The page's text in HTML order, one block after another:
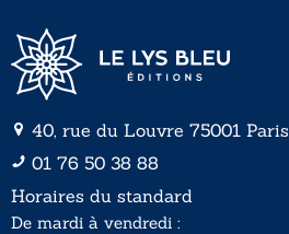
40, rue du Louvre 75001 Paris
01 76 50 38 88
Horaires du standard
De mardi à vendredi :